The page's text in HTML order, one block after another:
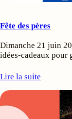
Fête des pères
Dimanche 21 juin
idées-cadeaux pour
Lire la suite